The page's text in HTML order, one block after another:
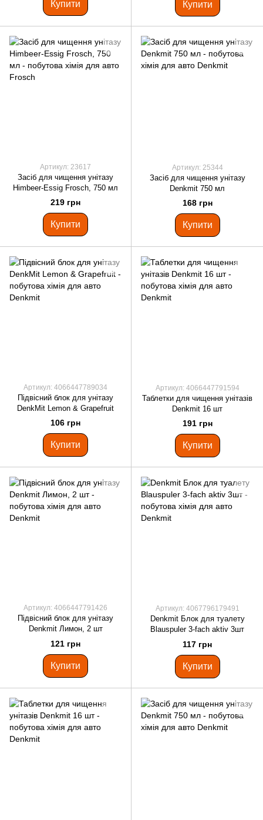
Купити Купити
Артикул: 23617
Засіб для чищення унітазу
Himbeer-Essig Frosch, 750 мл
219 грн
Купити
Артикул: 25344
Засіб для чищення унітазу
Denkmit 750 мл
168 грн
Купити
Артикул: 4066447789034
Підвісний блок для унітазу
DenkMit Lemon & Grapefruit
106 грн
Купити
Артикул: 4066447791594
Таблетки для чищення унітазів
Denkmit 16 шт
191 грн
Купити
Артикул: 4066447791426
Підвісний блок для унітазу
Denkmit Лимон, 2 шт
121 грн
Купити
Артикул: 4067796179491
Denkmit Блок для туалету
Blauspuler 3-fach aktiv 3шт
117 грн
Купити